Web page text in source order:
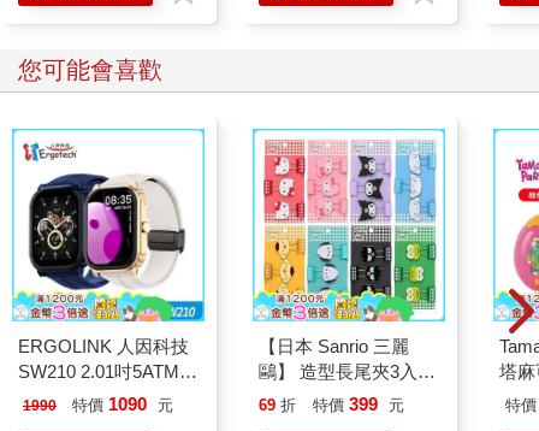
您可能會喜歡
ERGOLINK 人因科技
SW210 2.01吋5ATM游
泳心率血氧藍牙通話腕
1990 特價 1090 元
【日本 Sanrio 三麗
鷗】 造型長尾夾3入組
(8款可選) 凱蒂貓 Hello
69 折 特價 399 元
塔
園
特價